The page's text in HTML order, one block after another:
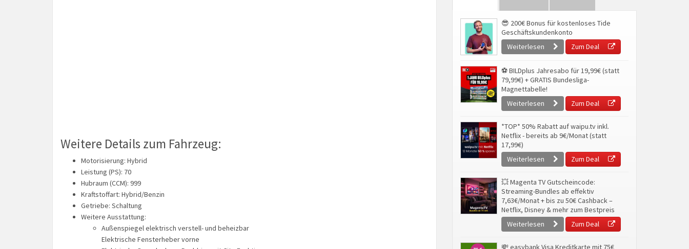
Weitere Details zum Fahrzeug:
Motorisierung: Hybrid
Leistung (PS): 70
Hubraum (CCM): 999
Kraftstoffart: Hybrid/Benzin
Getriebe: Schaltung
Weitere Ausstattung:
Außenspiegel elektrisch verstell- und beheizbar
Elektrische Fensterheber vorne
😎 200€ Bonus für kostenloses Tide
Geschäftskundenkonto
Weiterlesen
Zum Deal
⚽ BILDplus Jahresabo für 19,99€ (statt
79,99€) + GRATIS Bundesliga-
Magnettabelle!
Weiterlesen
Zum Deal
*TOP* 50% Rabatt auf waipu.tv inkl.
Netflix - bereits ab 9€/Monat (statt
17,99€)
Weiterlesen
Zum Deal
💥 Magenta TV Gutscheincode:
Streaming-Bundles ab effektiv
7,63€/Monat + bis zu 50€ Cashback –
Netflix, Disney & mehr zum Bestpreis
Weiterlesen
Zum Deal
💸 easybank Visa Kreditkarte mit 75€